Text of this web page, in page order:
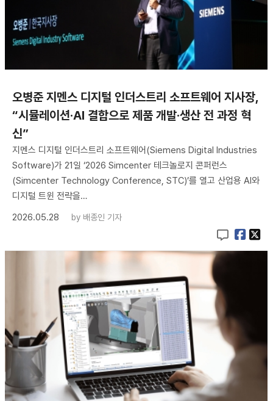
오병준 지멘스 디지털 인더스트리 소프트웨어 지사장,
“시뮬레이션·AI 결합으로 제품 개발·생산 전 과정 혁
신”
지멘스 디지털 인더스트리 소프트웨어(Siemens Digital Industries
Software)가 21일 ‘2026 Simcenter 테크놀로지 콘퍼런스
(Simcenter Technology Conference, STC)’를 열고 산업용 AI와
디지털 트윈 전략을…
2026.05.28
by 배종인 기자